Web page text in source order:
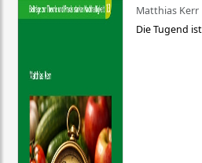
Matthias Kerr
Die Tugend